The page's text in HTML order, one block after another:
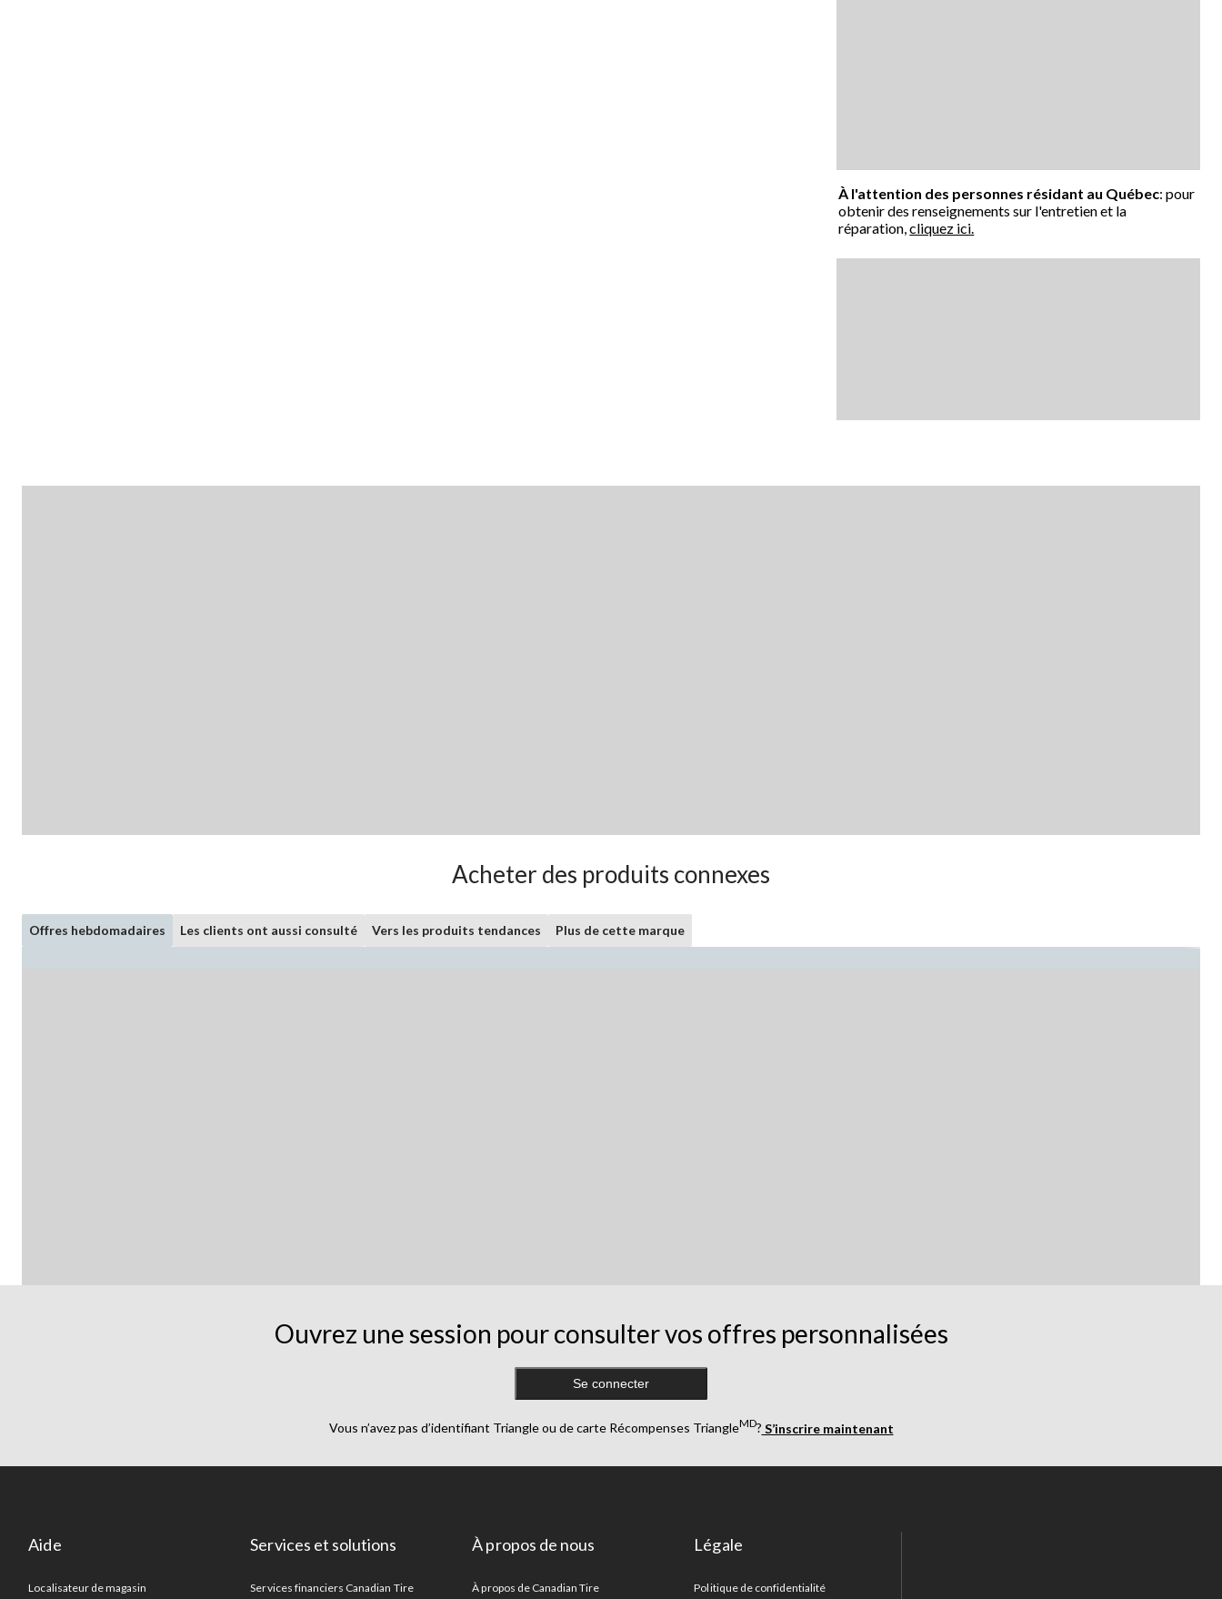
À l'attention des personnes résidant au Québec: pour
obtenir des renseignements sur l'entretien et la
réparation,cliquez ici.
Acheter des produits connexes
Offres hebdomadaires Les clients ont aussi consulté Vers les produits tendances Plus de cette marque
Ouvrez une session pour consulter vos offres personnalisées
Se connecter
Vous n’avez pas d’identifiant Triangle ou de carte Récompenses TriangleMD? S’inscrire maintenant
Aide
Localisateur de magasin
Services et solutions
Services financiers Canadian Tire
À propos de nous
À propos de Canadian Tire
Légale
Politique de confidentialité